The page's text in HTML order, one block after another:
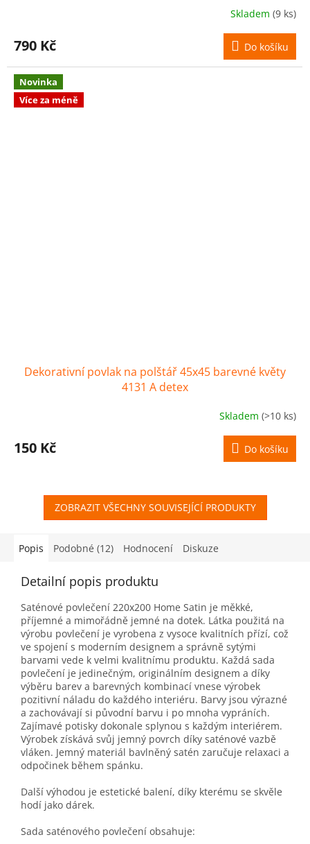
Skladem (9 ks)
790 Kč Do košíku
Novinka
Více za méně
Dekorativní povlak na polštář 45x45 barevné květy
4131 A detex
Skladem (>10 ks)
150 Kč Do košíku
ZOBRAZIT VŠECHNY SOUVISEJÍCÍ PRODUKTY
Popis Podobné (12) Hodnocení Diskuze
Detailní popis produktu
Saténové povlečení 220x200 Home Satin je měkké,
příjemné a mimořádně jemné na dotek. Látka použitá na
výrobu povlečení je vyrobena z vysoce kvalitních přízí, což
ve spojení s moderním designem a správně sytými
barvami vede k velmi kvalitnímu produktu. Každá sada
povlečení je jedinečným, originálním designem a díky
výběru barev a barevných kombinací vnese výrobek
pozitivní náladu do každého interiéru. Barvy jsou výrazné
a zachovávají si původní barvu i po mnoha vypráních.
Zajímavé potisky dokonale splynou s každým interiérem.
Výrobek získává svůj jemný povrch díky saténové vazbě
vláken. Jemný materiál bavlněný satén zaručuje relaxaci a
odpočinek během spánku.
Další výhodou je estetické balení, díky kterému se skvěle
hodí jako dárek.
Sada saténového povlečení obsahuje: